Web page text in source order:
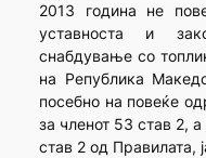
2013 година не
уставноста и
снабдување со
на Република
посебно на повеќе
за членот 53 став 2,
став 2 од Правилата,